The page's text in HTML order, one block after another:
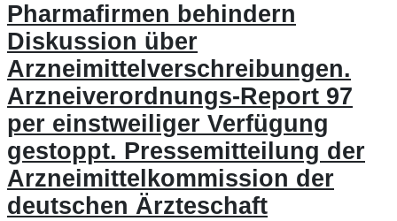
Pharmafirmen behindern
Diskussion über
Arzneimittelverschreibungen.
Arzneiverordnungs-Report 97
per einstweiliger Verfügung
gestoppt. Pressemitteilung der
Arzneimittelkommission der
deutschen Ärzteschaft